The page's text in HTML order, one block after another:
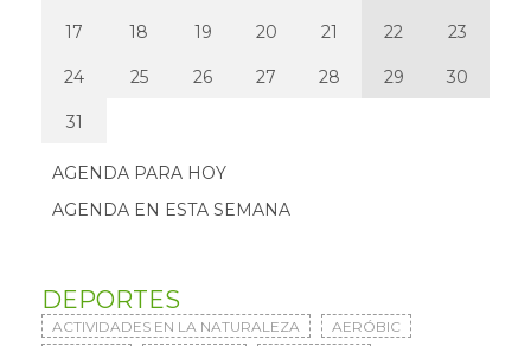
17 18 19 20 21 22 23
24 25 26 27 28 29 30
31
AGENDA PARA HOY
AGENDA EN ESTA SEMANA
DEPORTES
ACTIVIDADES EN LA NATURALEZA
AERÓBIC